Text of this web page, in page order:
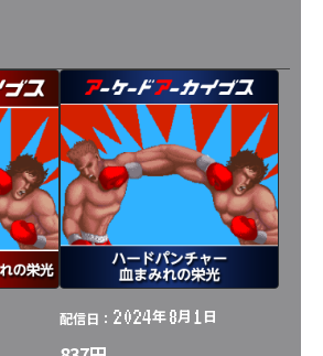
配信日： 2024年8月 1日